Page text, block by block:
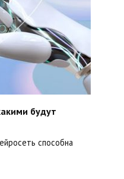
будут
способна